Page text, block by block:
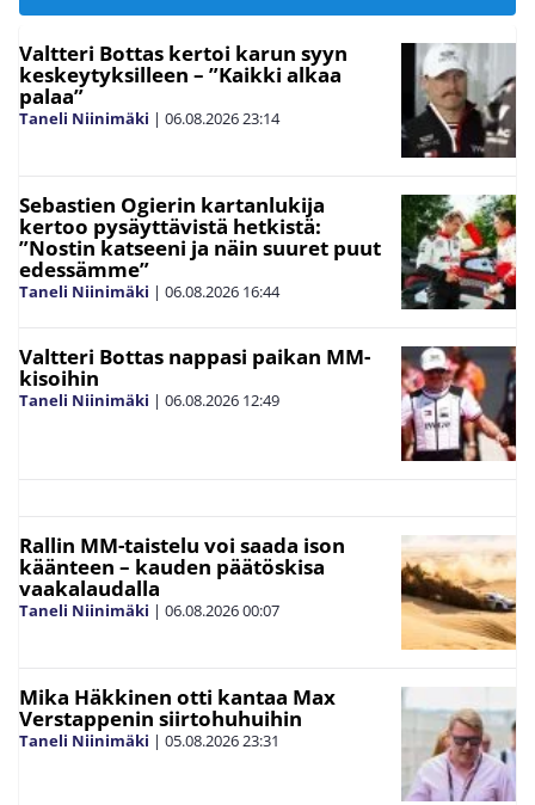
Valtteri Bottas kertoi karun syyn
keskeytyksilleen – ”Kaikki alkaa
palaa”
Taneli Niinimäki | 06.08.202623:14
Sebastien Ogierin kartanlukija
kertoo pysäyttävistä hetkistä:
”Nostin katseeni ja näin suuret puut
edessämme”
Taneli Niinimäki | 06.08.2026 16:44
Valtteri Bottas nappasi paikan MM-
kisoihin
Taneli Niinimäki | 06.08.2026 12:49
Rallin MM-taistelu voi saada ison
käänteen – kauden päätöskisa
vaakalaudalla
Taneli Niinimäki | 06.08.202600:07
Mika Häkkinen otti kantaa Max
Verstappenin siirtohuhuihin
Taneli Niinimäki | 05.08.202623:31